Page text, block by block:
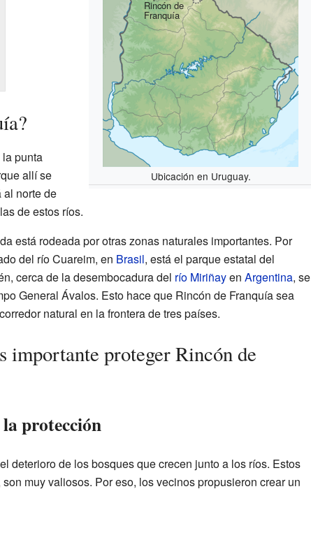
Rincón de
Franquía
Ubicación en Uruguay.
punta
allí se
al norte de
de estos ríos.
está rodeada por otras zonas naturales importantes. Por
del río Cuareim, en Brasil, está el parque estatal del
cerca de la desembocadura del río Miriñayen Argentina, se
General Ávalos. Esto hace que Rincón de Franquía sea
natural en la frontera de tres países.
importante proteger Rincón de
protección
deterioro de los bosques que crecen junto a los ríos. Estos
muy valiosos. Por eso, los vecinos propusieron crear un